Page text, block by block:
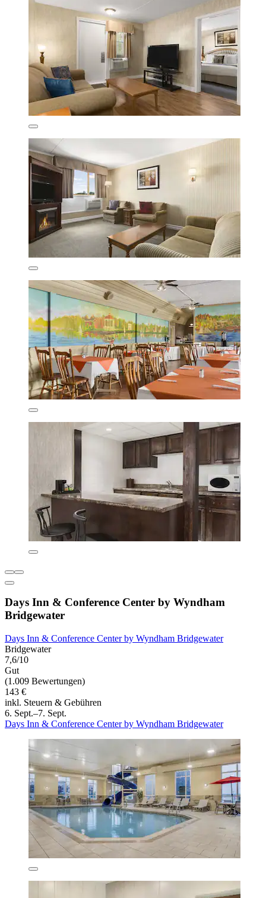
Days Inn & Conference Center by Wyndham
Bridgewater
Days Inn & Conference Center by Wyndham Bridgewater
Bridgewater
7,6/10
Gut
(1.009 Bewertungen)
143 €
inkl. Steuern & Gebühren
6. Sept.–7. Sept.
Days Inn & Conference Center by Wyndham Bridgewater